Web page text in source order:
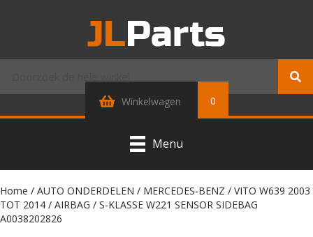
Winkelwagen 0
Menu
Home / AUTO ONDERDELEN / MERCEDES-BENZ / VITO W639 2003
TOT 2014 / AIRBAG / S-KLASSE W221 SENSOR SIDEBAG
A0038202826